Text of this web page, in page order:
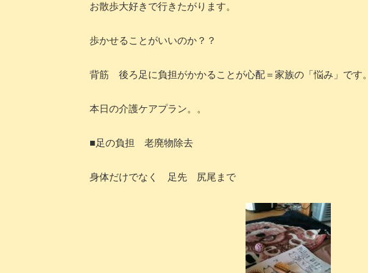
お散歩大好きで行きたがります。
歩かせることがいいのか？？
背筋 後ろ足に負担がかかることが心配＝家族の「悩み」です。
本日の介護ケアプラン。。
■足の負担 老廃物除去
身体だけでなく 足先 尻尾まで